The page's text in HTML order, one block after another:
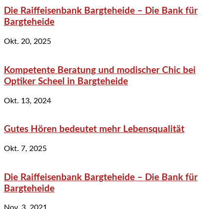
Die Raiffeisenbank Bargteheide – Die Bank für
Bargteheide
Okt. 20, 2025
Kompetente Beratung und modischer Chic bei
Optiker Scheel in Bargteheide
Okt. 13, 2024
Gutes Hören bedeutet mehr Lebensqualität
Okt. 7, 2025
Die Raiffeisenbank Bargteheide – Die Bank für
Bargteheide